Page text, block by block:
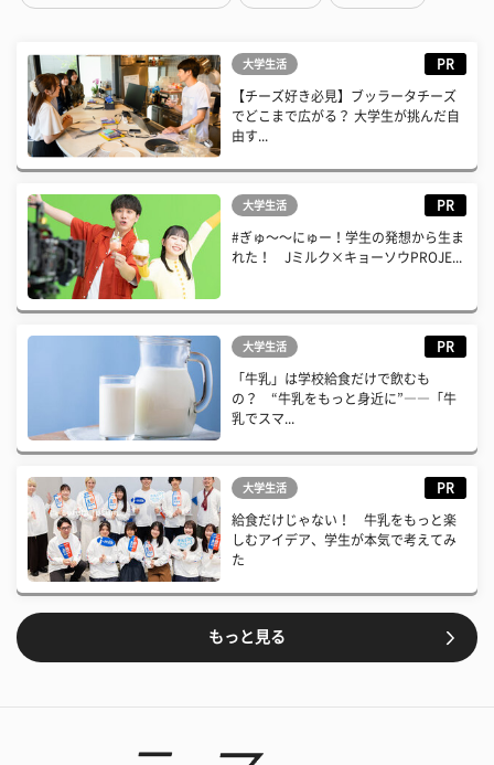
大学生活 PR
【チーズ好き必見】ブッラータチーズ
でどこまで広がる？ 大学生が挑んだ自
由す...
大学生活 PR
#ぎゅ〜〜にゅー！学生の発想から生ま
れた！ Jミルク×キョーソウPROJE...
大学生活 PR
「牛乳」は学校給食だけで飲むも
の？ “牛乳をもっと身近に”――「牛
乳でスマ...
大学生活 PR
給食だけじゃない！ 牛乳をもっと楽
しむアイデア、学生が本気で考えてみ
た
もっと見る